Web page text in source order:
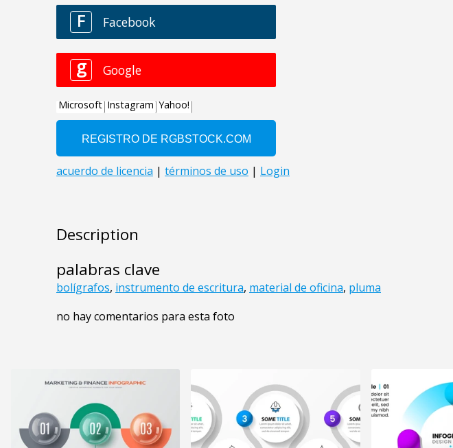
Description
palabras clave
bolígrafos, instrumento de escritura, material de oficina, pluma
no hay comentarios para esta foto